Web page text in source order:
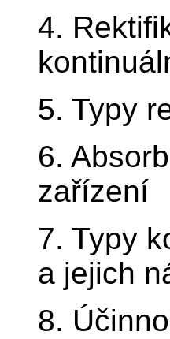
4.
5. Typy
6.
zařízení
7. Typy
a jejich
8.